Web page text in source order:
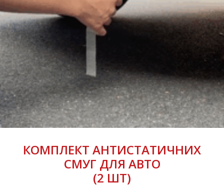
КОМПЛЕКТ АНТИСТАТИЧНИХ
СМУГ ДЛЯ АВТО
(2 ШТ)